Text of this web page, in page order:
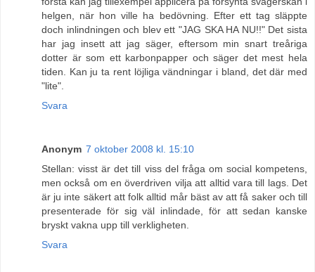
helgen, när hon ville ha bedövning. Efter ett tag släppte
doch inlindningen och blev ett "JAG SKA HA NU!!" Det sista
har jag insett att jag säger, eftersom min snart treåriga
dotter är som ett karbonpapper och säger det mest hela
tiden. Kan ju ta rent löjliga vändningar i bland, det där med
"lite".
Svara
Anonym 7 oktober 2008 kl. 15:10
Stellan: visst är det till viss del fråga om social kompetens,
men också om en överdriven vilja att alltid vara till lags. Det
är ju inte säkert att folk alltid mår bäst av att få saker och till
presenterade för sig väl inlindade, för att sedan kanske
bryskt vakna upp till verkligheten.
Svara